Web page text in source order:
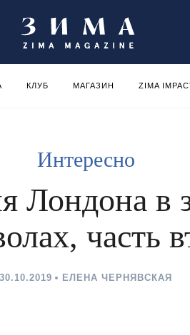
КЛУБ МАГАЗИН ZIMA
Интересно
Лондона в
часть
30.10.2019 ЕЛЕНА ЧЕРНЯВСКАЯ